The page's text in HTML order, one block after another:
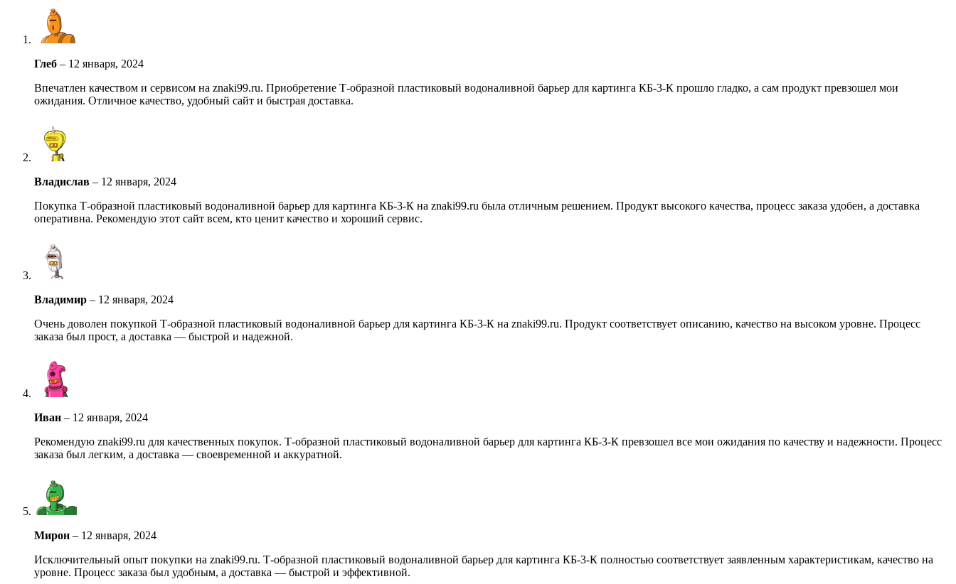
Глеб – 12 января, 2024
Впечатлен качеством и сервисом на znaki99.ru. Приобретение Т-образной пластиковый водоналивной барьер для картинга КБ-3-К прошло гладко, а сам продукт превзошел мои
ожидания. Отличное качество, удобный сайт и быстрая доставка.
Владислав – 12 января, 2024
Покупка Т-образной пластиковый водоналивной барьер для картинга КБ-3-К на znaki99.ru была отличным решением. Продукт высокого качества, процесс заказа удобен, а доставка
оперативна. Рекомендую этот сайт всем, кто ценит качество и хороший сервис.
Владимир – 12 января, 2024
Очень доволен покупкой Т-образной пластиковый водоналивной барьер для картинга КБ-3-К на znaki99.ru. Продукт соответствует описанию, качество на высоком уровне. Процесс
заказа был прост, а доставка — быстрой и надежной.
Иван – 12 января, 2024
Рекомендую znaki99.ru для качественных покупок. Т-образной пластиковый водоналивной барьер для картинга КБ-3-К превзошел все мои ожидания по качеству и надежности. Процесс
заказа был легким, а доставка — своевременной и аккуратной.
Мирон – 12 января, 2024
Исключительный опыт покупки на znaki99.ru. Т-образной пластиковый водоналивной барьер для картинга КБ-3-К полностью соответствует заявленным характеристикам, качество на
уровне. Процесс заказа был удобным, а доставка — быстрой и эффективной.